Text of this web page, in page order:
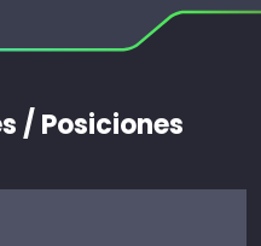
/ Posiciones